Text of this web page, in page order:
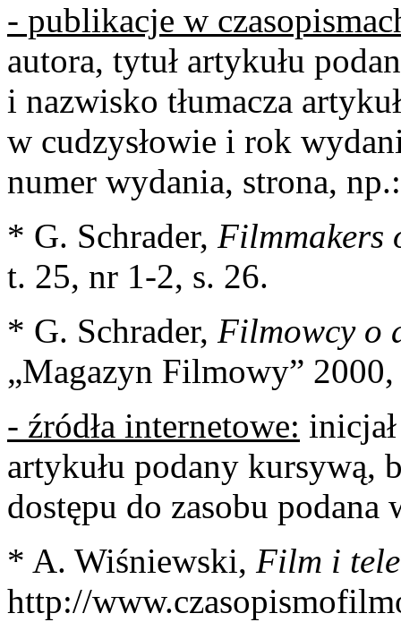
- publikacje w
autora, tytuł artykułu
i nazwisko tłumacza
w cudzysłowie i rok
numer wydania, strona, np.:
* G. Schrader, Filmmakers
t. 25, nr 1-2, s. 26.
* G. Schrader, Filmowcy o
„Magazyn Filmowy”
- źródła internetowe:
artykułu podany kursywą,
dostępu do zasobu
* A. Wiśniewski, Film i
http://